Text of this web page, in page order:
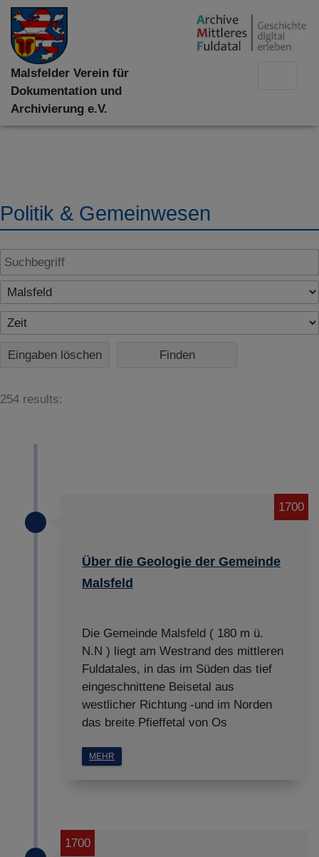
Malsfelder Verein für
Dokumentation und
Archivierung e.V.
Politik & Gemeinwesen
Eingaben löschen
254 results:
Über die Geologie der Gemeinde
Malsfeld
1700
Die Gemeinde Malsfeld ( 180 m ü.
N.N ) liegt am Westrand des mittleren
Fuldatales, in das im Süden das tief
eingeschnittene Beisetal aus
westlicher Richtung -und im Norden
das breite Pfieffetal von Os
MEHR
1700